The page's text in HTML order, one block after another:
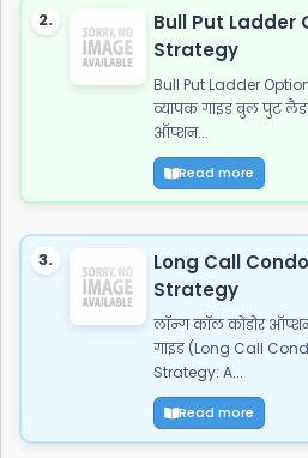
2.
Bull Put Ladder
Strategy
Bull Put Ladder
व्यापक गाइड बुल पुट
ऑप्शन...
Read more
3.
Long Call
Strategy
लॉन्ग कॉल कोंडोर
गाइड (Long Call
Strategy: A...
Read more